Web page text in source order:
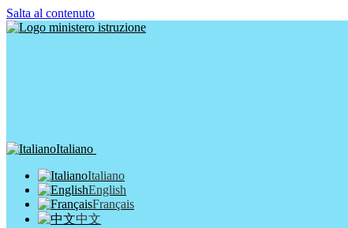
Salta al contenuto
Italiano
Italiano
English
Français
中文